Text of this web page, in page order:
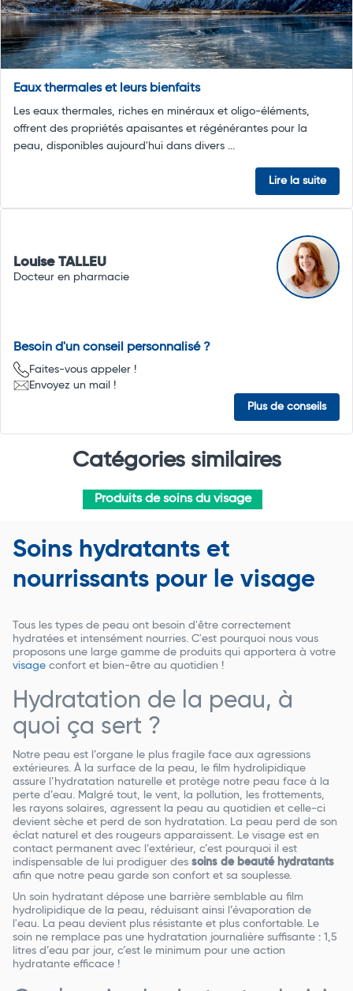
Eaux thermales et leurs bienfaits
Les eaux thermales, riches en minéraux et oligo-éléments,
offrent des propriétés apaisantes et régénérantes pour la
peau, disponibles aujourd'hui dans divers ...
Lire la suite
Louise TALLEU
Docteur en pharmacie
Besoin d'un conseil personnalisé ?
Faites-vous appeler !
Envoyez un mail !
Plus de conseils
Catégories similaires
Produits de soins du visage
Soins hydratants et
nourrissants pour le visage
Tous les types de peau ont besoin d'être correctement
hydratées et intensément nourries. C'est pourquoi nous vous
proposons une large gamme de produits qui apportera à votre
visage confort et bien-être au quotidien !
Hydratation de la peau, à
quoi ça sert ?
Notre peau est l’organe le plus fragile face aux agressions
extérieures. À la surface de la peau, le film hydrolipidique
assure l’hydratation naturelle et protège notre peau face à la
perte d’eau. Malgré tout, le vent, la pollution, les frottements,
les rayons solaires, agressent la peau au quotidien et celle-ci
devient sèche et perd de son hydratation. La peau perd de son
éclat naturel et des rougeurs apparaissent. Le visage est en
contact permanent avec l’extérieur, c’est pourquoi il est
indispensable de lui prodiguer des soins de beauté hydratants
afin que notre peau garde son confort et sa souplesse.
Un soin hydratant dépose une barrière semblable au film
hydrolipidique de la peau, réduisant ainsi l’évaporation de
l'eau. La peau devient plus résistante et plus confortable. Le
soin ne remplace pas une hydratation journalière suffisante : 1,5
litres d’eau par jour, c’est le minimum pour une action
hydratante efficace !